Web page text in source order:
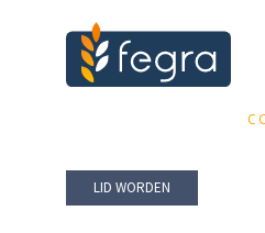
LID WORDEN